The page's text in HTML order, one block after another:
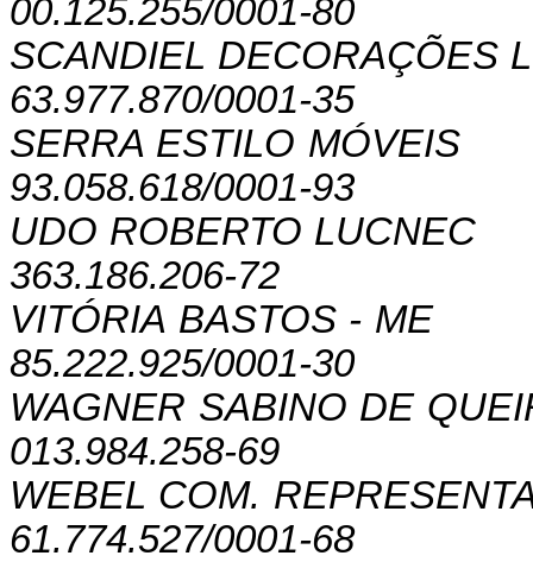
00.125.255/0001-80
SCANDIEL DECORAÇÕES
63.977.870/0001-35
SERRA ESTILO MÓVEIS
93.058.618/0001-93
UDO ROBERTO LUCNEC
363.186.206-72
VITÓRIA BASTOS - ME
85.222.925/0001-30
WAGNER SABINO DE
013.984.258-69
WEBEL COM.
61.774.527/0001-68